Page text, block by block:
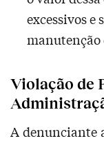
excessivos
manutenção
Violação de
A denunciante